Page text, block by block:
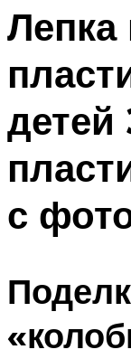
Лепка
детей
с